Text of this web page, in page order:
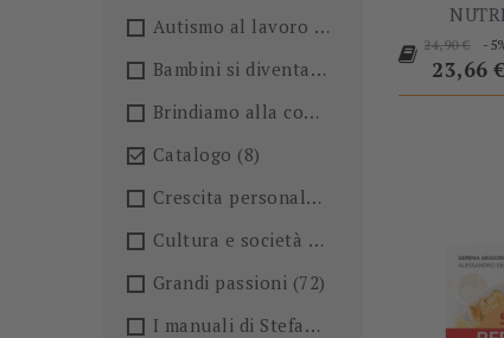
Autismo al lavoro
(5)
Bambini si diventa
(4)
Brindiamo alla conoscenza!🍺
 Catalogo (8)
Crescita personale
Cultura e società
(36)
Grandi passioni (72)
I manuali di Stefano Anselmo
Prezzo
base
24,90 € -
23,66